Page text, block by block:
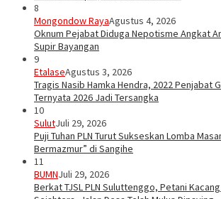
8
Mongondow RayaAgustus 4, 2026
Oknum Pejabat Diduga Nepotisme Angkat
Supir Bayangan
9
EtalaseAgustus 3, 2026
Tragis Nasib Hamka Hendra, 2022 Penjabat
Ternyata 2026 Jadi Tersangka
10
SulutJuli 29, 2026
Puji Tuhan PLN Turut Sukseskan Lomba
Bermazmur” di Sangihe
11
BUMNJuli 29, 2026
Berkat TJSL PLN Suluttenggo, Petani